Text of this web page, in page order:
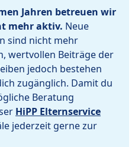
Jahren betreuen wir
mehr aktiv. Neue
sind nicht mehr
wertvollen Beiträge der
jedoch bestehen
zugänglich. Damit du
Beratung
HiPP Elternservice
jederzeit gerne zur